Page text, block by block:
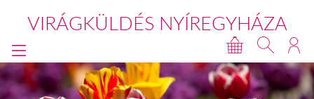
VIRÁGKÜLDÉS NYÍREGYHÁZA